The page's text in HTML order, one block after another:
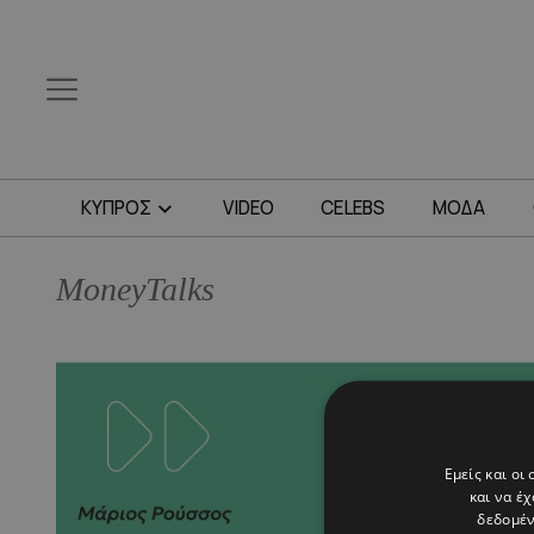
ΚΥΠΡΟΣ VIDEO CELEBS ΜΟΔΑ
MoneyTalks
Εμείς και
και να